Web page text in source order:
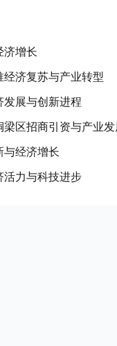
济增长
济复苏与产业转型
展与创新进程
区招商引资与产业
经济增长
力与科技进步